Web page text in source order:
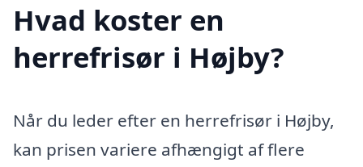
Hvad koster en
herrefrisør i Højby?
Når du leder efter en herrefrisør i Højby,
kan prisen variere afhængigt af flere